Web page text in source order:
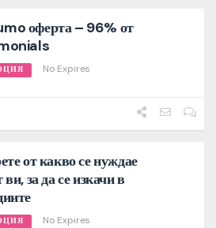
оферта – 96% от
No Expires
от какво се нуждае
за да се изкачи в
No Expires